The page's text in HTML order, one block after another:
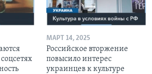
МАРТ 14, 2025
Российское вторжение
повысило интерес
украинцев к культуре